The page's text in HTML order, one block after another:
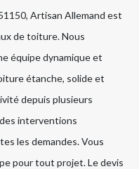
Artisan Allemand est
de toiture. Nous
équipe dynamique et
étanche, solide et
depuis plusieurs
interventions
les demandes. Vous
pour tout projet. Le devis